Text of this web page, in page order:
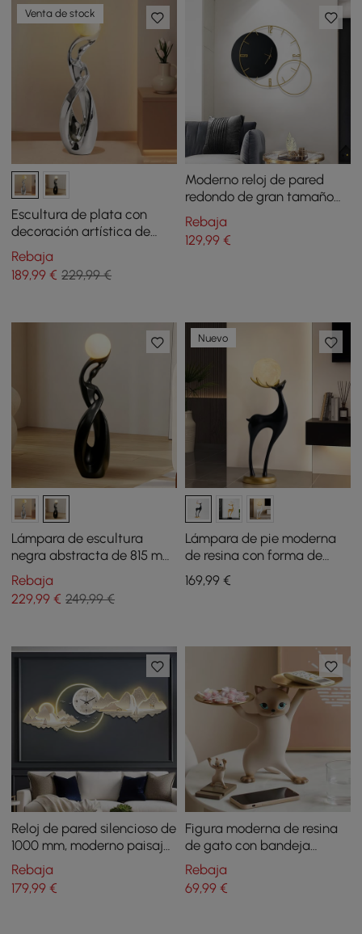
Venta de stock
Escultura de plata con
decoración artística de
esfera iluminada
Rebaja
189,99 € 229,99 €
Moderno reloj de pared
redondo de gran tamaño
para decoración del hogar
en negro
Rebaja
129,99€
Lámpara de escultura
negra abstracta de 815 mm
con bola LED, control táctil
y remoto, recargable
Rebaja
229,99 € 249,99 €
Nuevo
Lámpara de pie moderna
de resina con forma de
ciervo con mando a
distancia, 760 mm de
169,99€
Reloj de pared silencioso de
1000 mm, moderno paisaje
para colgar, pintura
decorativa de pared
Rebaja
179,99 €
Figura moderna de resina
de gato con bandeja
dorada para
almacenamiento de
escritorio
Rebaja
69,99€